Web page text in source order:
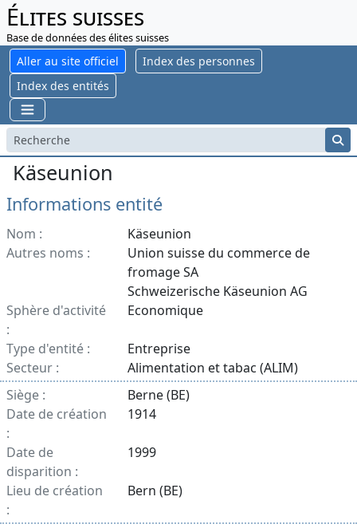
Élites suisses
Base de données des élites suisses
Aller au site officiel
Index des personnes
Index des entités
Käseunion
Informations entité
Nom :
Käseunion
Autres noms :
Union suisse du commerce de
fromage SA
Schweizerische Käseunion AG
Sphère d'activité
:
Economique
Type d'entité :
Entreprise
Secteur :
Alimentation et tabac (ALIM)
Siège :
Berne (BE)
Date de création
:
1914
Date de
disparition :
1999
Lieu de création
:
Bern (BE)